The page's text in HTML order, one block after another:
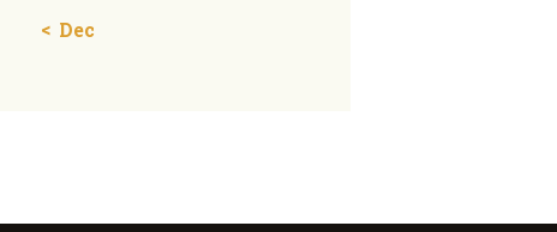
« Dec